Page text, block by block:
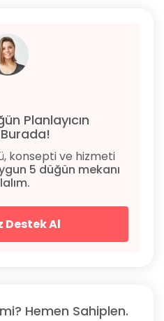
Planlayıcın
konsepti ve hizmeti
5 düğün mekanı
Destek Al
Hemen Sahiplen.